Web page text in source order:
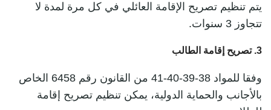
يتم تنظيم تصريح الإقامة العائلي في كل مرة لمدة لا
تتجاوز 3 سنوات.
3. تصريح إقامة الطالب
وفقا للمواد 38-39-40-41 من القانون رقم 6458 الخاص
بالأجانب والحماية الدولية، يمكن تنظيم تصريح إقامة